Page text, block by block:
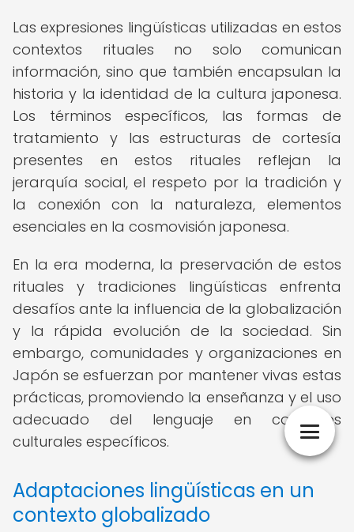
Las expresiones lingüísticas utilizadas en estos
contextos rituales no solo comunican
información, sino que también encapsulan la
historia y la identidad de la cultura japonesa.
Los términos específicos, las formas de
tratamiento y las estructuras de cortesía
presentes en estos rituales reflejan la
jerarquía social, el respeto por la tradición y
la conexión con la naturaleza, elementos
esenciales en la cosmovisión japonesa.
En la era moderna, la preservación de estos
rituales y tradiciones lingüísticas enfrenta
desafíos ante la influencia de la globalización
y la rápida evolución de la sociedad. Sin
embargo, comunidades y organizaciones en
Japón se esfuerzan por mantener vivas estas
prácticas, promoviendo la enseñanza y el uso
adecuado del lenguaje en contextos
culturales específicos.
Adaptaciones lingüísticas en un
contexto globalizado